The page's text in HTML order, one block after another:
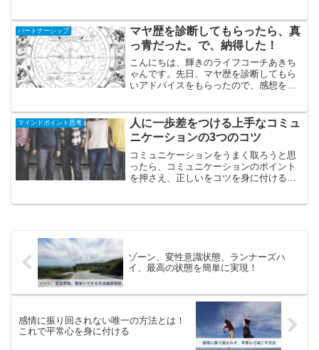
動をしてしまったのか、悩みは尽きない
と思います。今回は、どうある...
パートナーシップ
マヤ歴を診断してもらったら、真
っ青だった。で、納得した！
こんにちは、輝きのライフコーチあきち
ゃんです。先日、マヤ歴を診断してもら
いアドバイスをもらったので、感想をシ
青という結果が出ました。確かに僕は青
色が好きだなと思うの...
マインドポイント思考
人に一歩差をつける上手なコミュ
ニケーションの3つのコツ
コミュニケーションをうまく取ろうと思
ったら、コミュニケーションのポイント
を押さえ、正しいをコツを身に付けるこ
ゾーン、変性意識状態、ランナーズハ
イ、最高の状態を簡単に実現！
感情に振り回されない唯一の方法とは！
これで平常心を身に付ける